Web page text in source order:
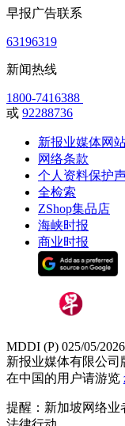
早报广告联系
63196319
新闻热线
1800-7416388
或 92288736
新报业媒体网
网络条款
个人资料保护
全检索
ZShop集品店
海峡时报
商业时报
MDDI (P) 025/05/
新报业媒体有限公司
在中国的用户请游览
提醒：新加坡网络业